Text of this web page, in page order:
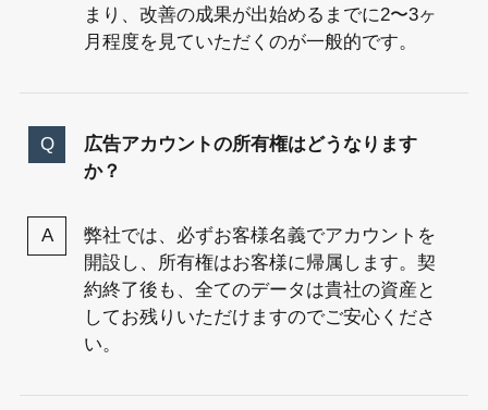
まり、改善の成果が出始めるまでに2〜3ヶ
月程度を見ていただくのが一般的です。
広告アカウントの所有権はどうなります
か？
弊社では、必ずお客様名義でアカウントを
開設し、所有権はお客様に帰属します。契
約終了後も、全てのデータは貴社の資産と
してお残りいただけますのでご安心くださ
い。